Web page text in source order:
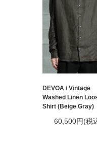
DEVOA / Vintage
Washed Linen
Shirt (Beige Gray)
60,500円(税